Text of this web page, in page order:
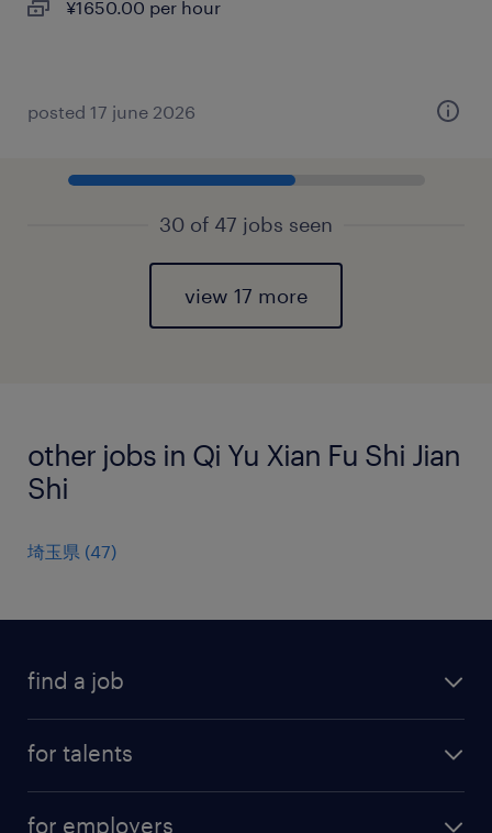
¥1650.00 per hour
posted 17 june 2026
30 of 47 jobs seen
view 17 more
other jobs in Qi Yu Xian Fu Shi Jian
Shi
埼玉県 (47)
find a job
for talents
for employers